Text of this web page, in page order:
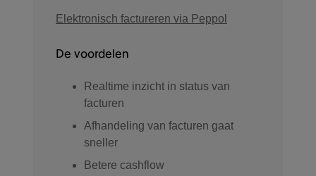
Elektronisch factureren via Peppol
De voordelen
Realtime inzicht in status van
facturen
Afhandeling van facturen gaat
sneller
Betere cashflow